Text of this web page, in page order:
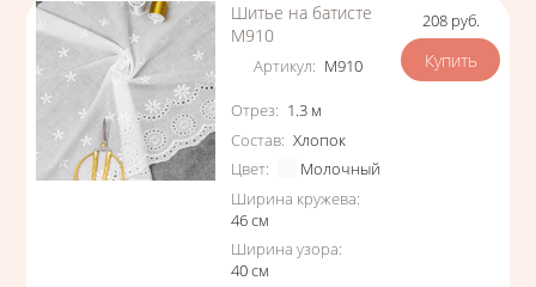
Шитье на батисте
М910
Артикул: М910
Характеристики
Отрез: 1.3 м
Состав: Хлопок
Цвет:
Молочный
Ширина кружева:
46см
Ширина узора:
40см
Цена
208 руб.